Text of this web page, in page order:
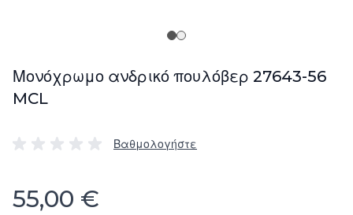
Μονόχρωμο ανδρικό πουλόβερ 27643-56
MCL
Βαθμολογήστε
55,00 €